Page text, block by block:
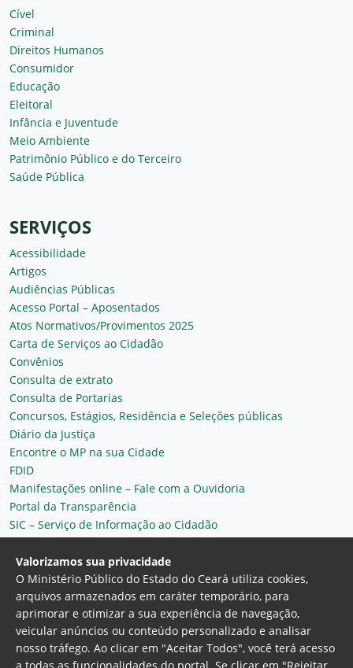
Cível
Criminal
Direitos Humanos
Consumidor
Educação
Eleitoral
Infância e Juventude
Meio Ambiente
Patrimônio Público e do Terceiro
Saúde Pública
SERVIÇOS
Acessibilidade
Artigos
Audiências Públicas
Acesso Portal – Aposentados
Atos Normativos/Provimentos 2025
Carta de Serviços ao Cidadão
Convênios
Consulta de extrato
Consulta de Portarias
Concursos, Estágios, Residência e Seleções públicas
Diário da Justiça
Encontre o MP na sua Cidade
FDID
Manifestações online – Fale com a Ouvidoria
Portal da Transparência
SIC – Serviço de Informação ao Cidadão
Plantão MP do Ceará
Secretaria Geral
Valorizamos sua privacidade
O Ministério Público do Estado do Ceará utiliza cookies,
arquivos armazenados em caráter temporário, para
aprimorar e otimizar a sua experiência de navegação,
veicular anúncios ou conteúdo personalizado e analisar
nosso tráfego. Ao clicar em "Aceitar Todos", você terá acesso